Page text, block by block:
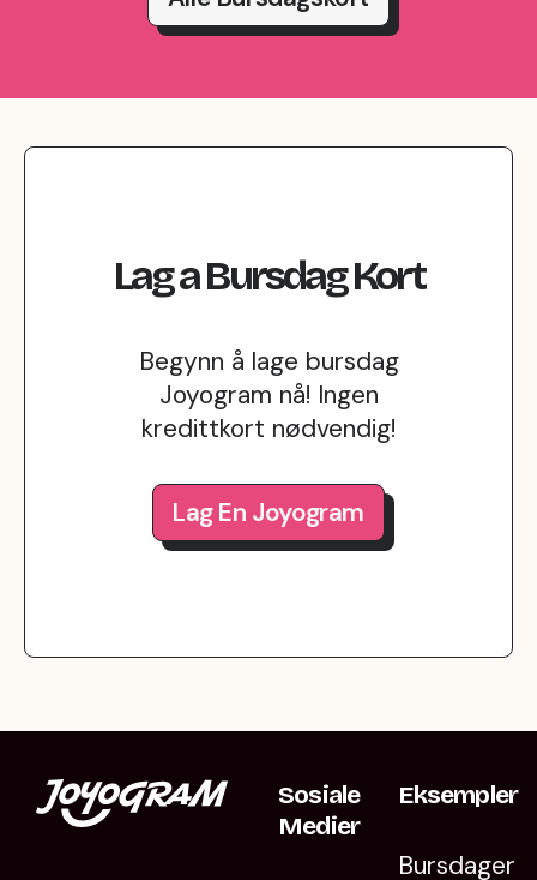
LagaBursdagKort
Begynn å lage bursdag
Joyogram nå! Ingen
kredittkort nødvendig!
Lag En Joyogram
Sosiale
Medier
Eksempler
Bursdager